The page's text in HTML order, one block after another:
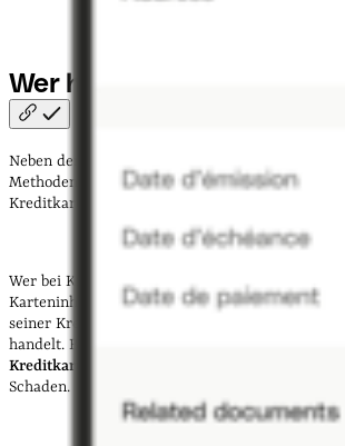
Wer haftet bei
Neben den technischen Möglichkeiten gibt es
Methoden, mit denen sich Karteninhabende
Kreditkartenmissbrauch schützen können.
Wer bei Kreditkartenbetrug haftet, hängt davon
Karteninhaber oder die Karteninhaberin
seiner Kreditkarte umgeht oder ob er oder sie
handelt. Bei einem entsprechend
Kreditkarte haftet die Kreditkartengesellschaft
Schaden.